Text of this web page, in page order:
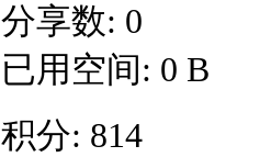
分享数: 0
已用空间: 0 B
积分: 814